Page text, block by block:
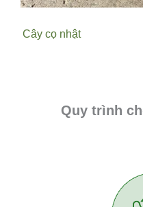
Cây cọ nhật
Quy trình